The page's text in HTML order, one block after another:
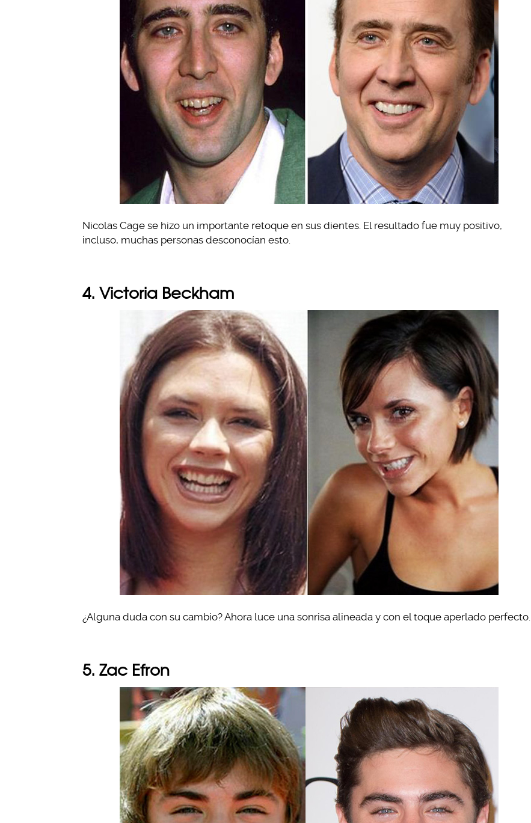
Nicolas Cage se hizo un importante retoque en sus dientes. El resultado fue muy positivo,
incluso, muchas personas desconocían esto.
4. Victoria Beckham
¿Alguna duda con su cambio? Ahora luce una sonrisa alineada y con el toque aperlado perfecto.
5. Zac Efron